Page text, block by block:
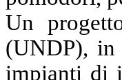
Un
(UNDP),
impianti di